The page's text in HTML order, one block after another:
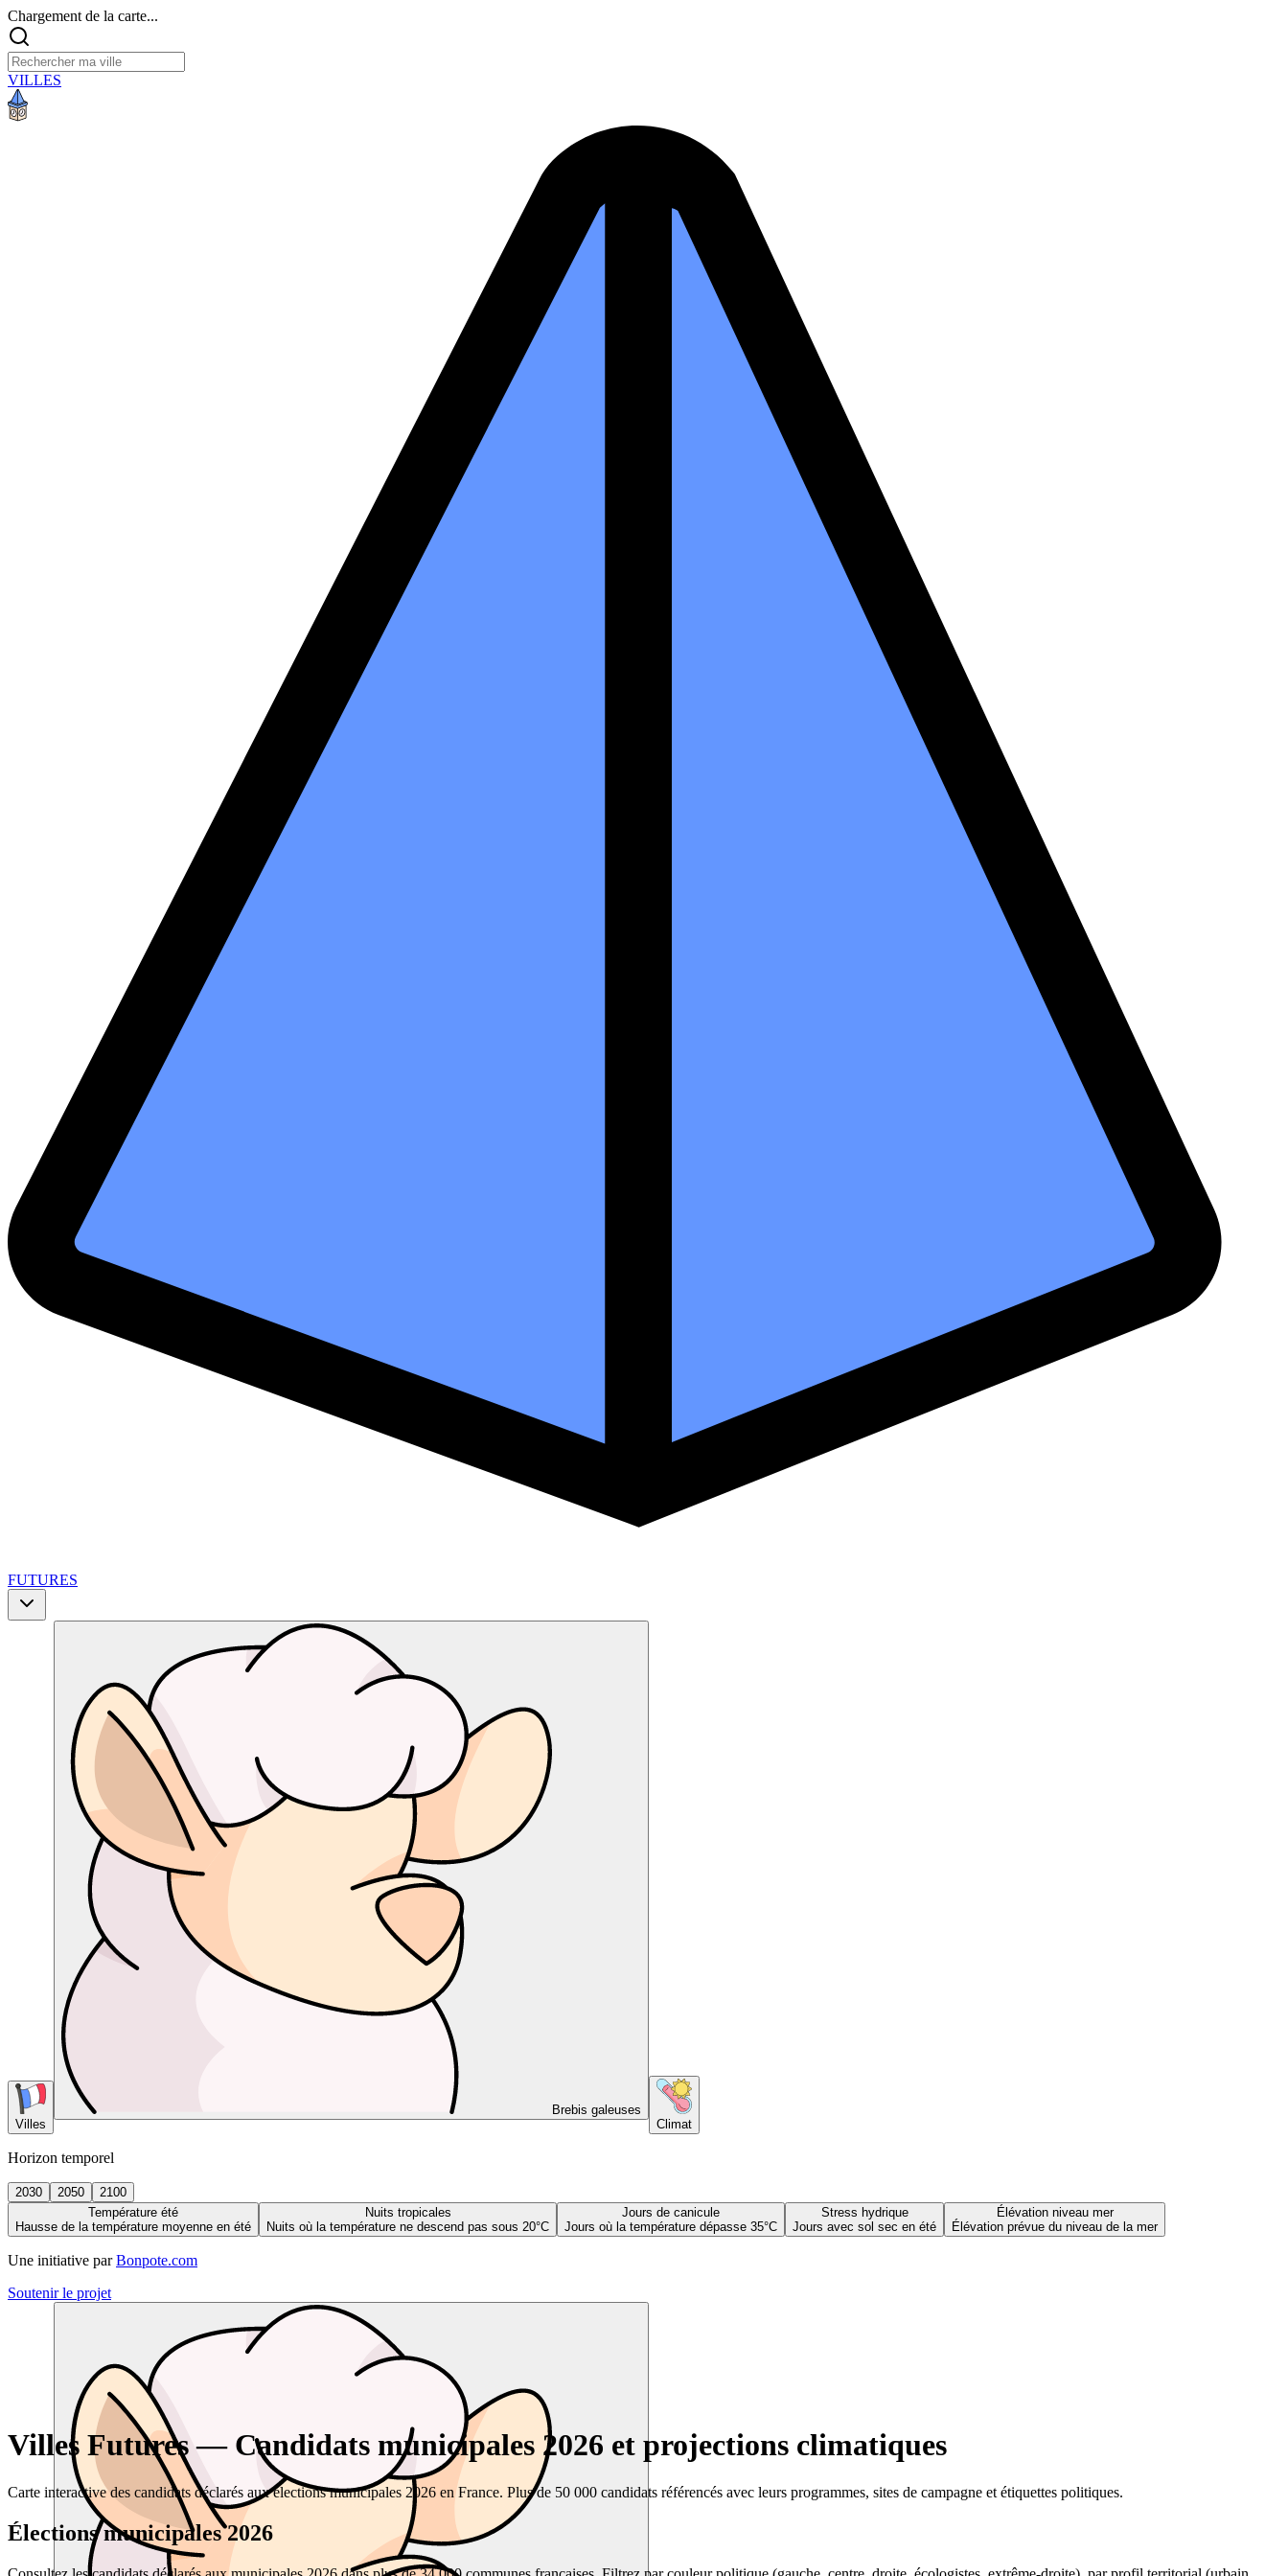
Chargement de la carte...
VILLES
FUTURES
Villes
Brebis galeuses
Climat
Horizon temporel
2030 2050
2100
Température été
Hausse de la température moyenne en été
Nuits tropicales
Nuits où la température ne descend pas sous 20°C
Jours de canicule
Jours où la température dépasse 35°C
Stress hydrique
Jours avec sol sec en été
Élévation niveau mer
Élévation prévue du niveau de la mer
Une initiative par Bonpote.com
Soutenir le projet
Villes Futures — Candidats municipales 2026 et projections climatiques
Carte interactive des candidats déclarés aux élections municipales 2026 en France. Plus de 50 000 candidats référencés avec leurs programmes, sites de campagne et étiquettes politiques.
Élections municipales 2026